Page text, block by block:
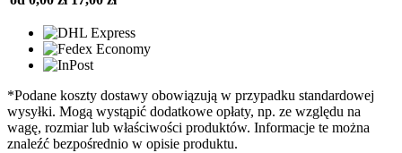
*Podane koszty dostawy obowiązują w przypadku standardowej
wysyłki. Mogą wystąpić dodatkowe opłaty, np. ze względu na
wagę, rozmiar lub właściwości produktów. Informacje te można
znaleźć bezpośrednio w opisie produktu.